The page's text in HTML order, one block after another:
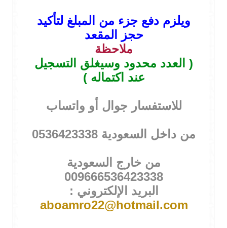
ويلزم دفع جزء من المبلغ لتأكيد
حجز المقعد
ملاحظة
( العدد محدود وسيغلق التسجيل
عند اكتماله )
للاستفسار جوال أو واتساب
من داخل السعودية 0536423338
من خارج السعودية
009666536423338
البريد الإلكتروني :
aboamro22@hotmail.com